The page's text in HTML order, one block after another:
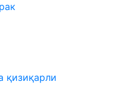
қизиқарли